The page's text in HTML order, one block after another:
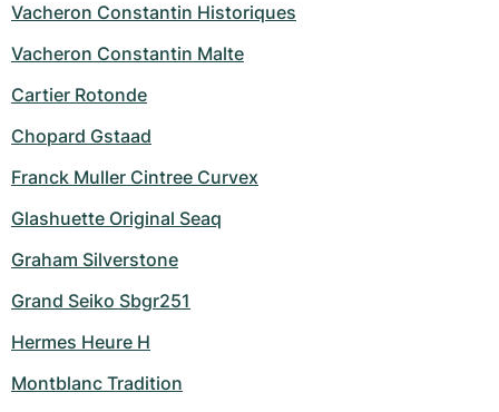
Vacheron Constantin Historiques
Vacheron Constantin Malte
Cartier Rotonde
Chopard Gstaad
Franck Muller Cintree Curvex
Glashuette Original Seaq
Graham Silverstone
Grand Seiko Sbgr251
Hermes Heure H
Montblanc Tradition